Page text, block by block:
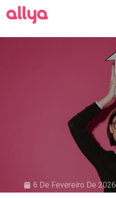
6 De Fevereiro De 2026